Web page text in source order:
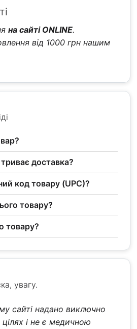
на сайті ONLINE.
від 1000 грн нашим
триває доставка?
код товару (UPC)?
товару?
товару?
увагу.
сайті надано виключно
і не є медичною